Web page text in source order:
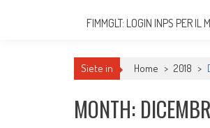
FIMMGLT: LOGIN INPS PER IL
Siete in Home > 2018 >
MONTH: